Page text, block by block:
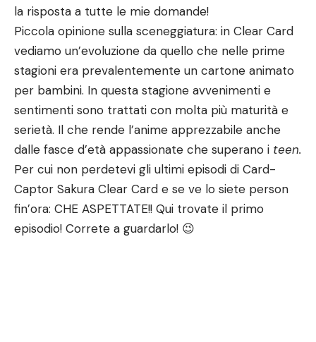
la risposta a tutte le mie domande!
Piccola opinione sulla sceneggiatura: in Clear Card
vediamo un’evoluzione da quello che nelle prime
stagioni era prevalentemente un cartone animato
per bambini. In questa stagione avvenimenti e
sentimenti sono trattati con molta più maturità e
serietà. Il che rende l’anime apprezzabile anche
dalle fasce d’età appassionate che superano i teen.
Per cui non perdetevi gli ultimi episodi di Card-
Captor Sakura Clear Card e se ve lo siete person
fin’ora: CHE ASPETTATE!! Qui trovate il primo
episodio! Correte a guardarlo! 😉